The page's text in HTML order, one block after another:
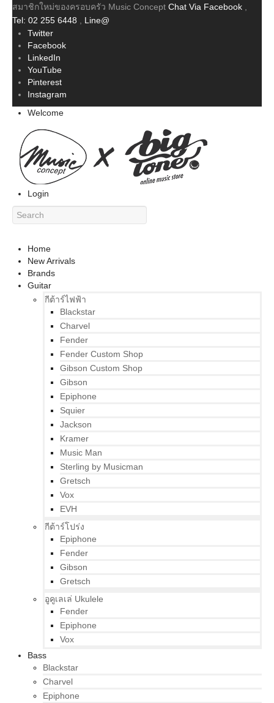
สมาชิกใหม่ของครอบครัว Music Concept Chat Via Facebook
Tel: 02 255 6448
Line@
Twitter
Facebook
LinkedIn
YouTube
Pinterest
Instagram
Welcome
Login
Home
New Arrivals
Brands
Guitar
กีต้าร์ไฟฟ้า
Blackstar
Charvel
Fender
Fender Custom Shop
Gibson Custom Shop
Gibson
Epiphone
Squier
Jackson
Kramer
Music Man
Sterling by Musicman
Gretsch
Vox
EVH
กีต้าร์โปร่ง
Epiphone
Fender
Gibson
Gretsch
อูคูเลเล่ Ukulele
Fender
Epiphone
Vox
Bass
Blackstar
Charvel
Epiphone